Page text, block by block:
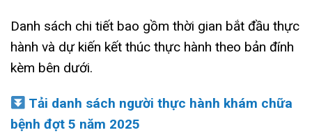
Danh sách chi tiết bao gồm thời gian bắt đầu thực
hành và dự kiến kết thúc thực hành theo bản đính
kèm bên dưới.
Tải danh sách người thực hành khám chữa
bệnh đợt 5 năm 2025